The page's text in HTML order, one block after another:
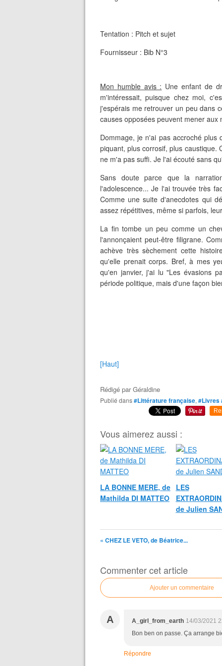
Tentation : Pitch et sujet
Fournisseur : Bib N°3
Mon humble avis : Une enfant de
m'intéressait, puisque chez moi,
j'espérais me retrouver un peu dans
causes opposées peuvent mener
Dommage, je n'ai pas accroché
piquant, plus corrosif, plus caustique.
ne m'a pas suffi. Je l'ai écouté sans
Sans doute parce que la
l'adolescence... Je l'ai trouvée très
Comme une suite d'anecdotes qui
assez répétitives, même si parfois,
La fin tombe un peu comme un
l'annonçaient peut-être filigrane.
achève très sèchement cette
qu'elle prenait corps. Bref, à mes
qu'en janvier, j'ai lu "Les évasions
période politique, mais d'une façon
[Haut]
Rédigé parGéraldine
Publié dans#Littérature française, #Livres
Vous aimerez aussi :
LA BONNE MERE, de
Mathilda DI MATTEO
LES
de Julien
« CHEZ LE VETO, de Béatrice...
Commenter cet article
Ajouter un commentaire
A A_girl_from_earth 14/03/2021
Bon ben on passe. Ça arrange
Répondre